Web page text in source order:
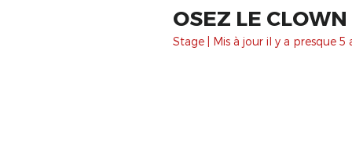
OSEZ LE CLOWN
Stage | Mis à jour il y a presque 5